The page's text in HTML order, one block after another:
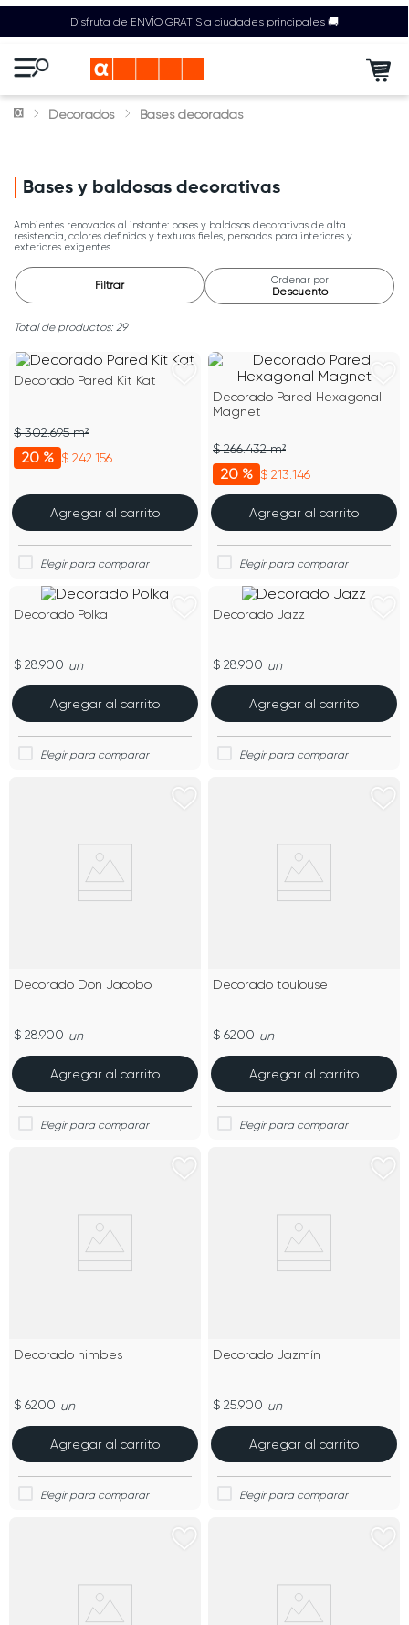
Disfruta de ENVÍO GRATIS a ciudades principales 🚚
Decorados Bases decoradas
Bases y baldosas decorativas
Ambientes renovados al instante: bases y baldosas decorativas de alta
resistencia, colores definidos y texturas fieles, pensadas para interiores y
exteriores exigentes.
Filtrar Ordenar por
Descuento
29
Decorado Pared Kit Kat
20 % $ 242.156
$ 302.695 m²
Agregar al carrito
Decorado Pared Hexagonal
Magnet
20 % $ 213.146
$ 266.432 m²
Agregar al carrito
Decorado Polka
$ 28.900 un
Agregar al carrito
Decorado Jazz
$ 28.900 un
Agregar al carrito
Decorado Don Jacobo
$ 28.900 un
Agregar al carrito
Decorado toulouse
$ 6200 un
Agregar al carrito
Decorado nimbes
$ 6200 un
Agregar al carrito
Decorado Jazmín
$ 25.900 un
Agregar al carrito